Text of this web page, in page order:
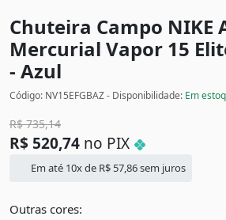
Chuteira Campo NIKE
Mercurial Vapor 15
- Azul
Código: NV15EFGBAZ - Disponibilidade: Em
R$735,14
R$ 520,74 no PIX
Em até 10x de R$ 57,86sem juros
Outras cores: